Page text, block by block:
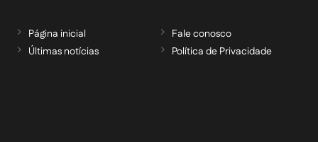
Página inicial
Últimas notícias
Fale conosco
Política de Privacidade